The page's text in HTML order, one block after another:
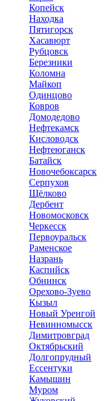
Копейск
Находка
Пятигорск
Хасавюрт
Рубцовск
Березники
Коломна
Майкоп
Одинцово
Ковров
Домодедово
Нефтекамск
Кисловодск
Нефтеюганск
Батайск
Новочебоксарск
Серпухов
Щёлково
Дербент
Новомосковск
Черкесск
Первоуральск
Раменское
Назрань
Каспийск
Обнинск
Орехово-Зуево
Кызыл
Новый Уренгой
Невинномысск
Димитровград
Октябрьский
Долгопрудный
Ессентуки
Камышин
Муром